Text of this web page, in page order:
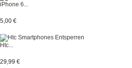
iPhone 6...
5,00 €
Htc...
29,99 €